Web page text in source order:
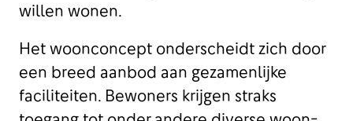
willen wonen.
Het woonconcept onderscheidt zich door
een breed aanbod aan gezamenlijke
faciliteiten. Bewoners krijgen straks